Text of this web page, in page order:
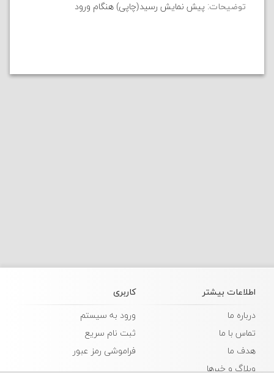
توضیحات: پیش نمایش رسید(چاپی) هنگام ورود
اطلاعات بیشتر
درباره ما
تماس با ما
هدف ما
وبلاگ و خبرها
کاربری
ورود به سیستم
ثبت نام سریع
فراموشی رمز عبور